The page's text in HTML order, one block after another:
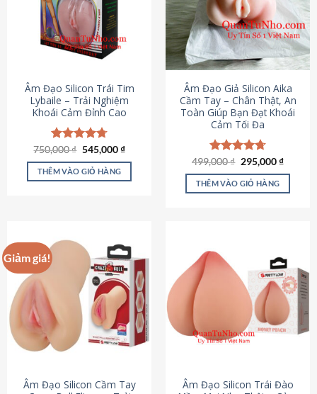
Âm Đạo Silicon Trái Tim
Lybaile – Trải Nghiệm
Khoái Cảm Đỉnh Cao
Được xếp
hạng4.70
5 sao
750,000₫ Giá
là:
750,000 ₫.
545,000₫Giá
tại
545,000 ₫.
THÊM VÀO GIỎ HÀNG
Âm Đạo Giả Silicon Aika
Cầm Tay – Chân Thật, An
Toàn Giúp Bạn Đạt Khoái
Cảm Tối Đa
Được xếp
hạng4.75
5 sao
499,000₫ Giá
là:
499,000 ₫.
295,000₫Giá
tại
THÊM VÀO GIỎ HÀNG
Giảm giá!
Âm Đạo Silicon Cầm Tay
Âm Đạo Silicon Trái Đào